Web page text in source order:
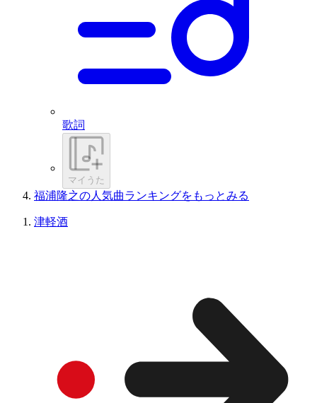
歌詞
マイうた
福浦隆之の人気曲ランキングをもっとみる
津軽酒